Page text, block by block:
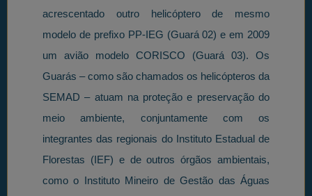
acrescentado outro helicóptero de mesmo
modelo de prefixo PP-IEG (Guará 02) e em 2009
um avião modelo CORISCO (Guará 03). Os
Guarás – como são chamados os helicópteros da
SEMAD – atuam na proteção e preservação do
meio ambiente, conjuntamente com os
integrantes das regionais do Instituto Estadual de
Florestas (IEF) e de outros órgãos ambientais,
como o Instituto Mineiro de Gestão das Águas